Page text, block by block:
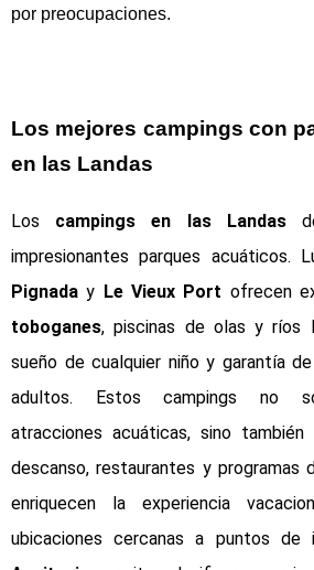
por preocupaciones.
Los mejores campings con
en las Landas
Los campings en las Landas
impresionantes parques acuáticos.
Pignada y Le Vieux Port ofrecen
toboganes, piscinas de olas y ríos
sueño de cualquier niño y garantía
adultos. Estos campings no
atracciones acuáticas, sino
descanso, restaurantes y programas
enriquecen la experiencia
ubicaciones cercanas a puntos de